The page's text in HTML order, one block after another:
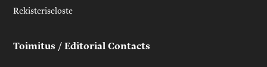
Rekisteriseloste
Toimitus / Editorial Contacts